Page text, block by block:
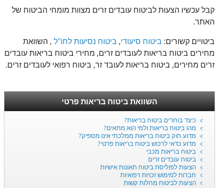
קבל עכשיו הצעות לביטוח עובדים זרים מצוות מומחי הביטוח של
האתר.
ביטויים קשורים: ביטוח סיעודי, ביטוח נסיעות לחו"ל, השוואת
מחירים ביטוח בריאות לעובדים זרים, מחירי ביטוח בריאות עובדים
זרים מחירים, ביטוח בריאות לעובד זר, ביטוח רפואי לעובדים זרים.
השוואת ביטוח בריאות פרטי
כיצד בוחרים ביטוח בריאות?
מהו ביטוח בריאות ולמי הוא מתאים?
מדוע חוק ביטוח בריאות ממלכתי אינו מספיק?
מדוע כדאי לרכוש ביטוח בריאות פרטי?
ביטוח בריאות מכבי
ביטוח עובדים זרים
הצעות לפוליסת ביטוח תאונות אישיות
חברות למימוש זכויות רפואיות
הצעות לביטוח מחלות קשות